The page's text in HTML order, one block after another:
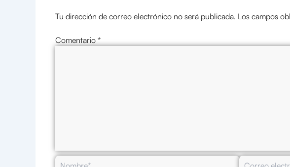
Tu dirección de correo electrónico no será publicada. Los campos
Comentario *
Nombre*
Correo